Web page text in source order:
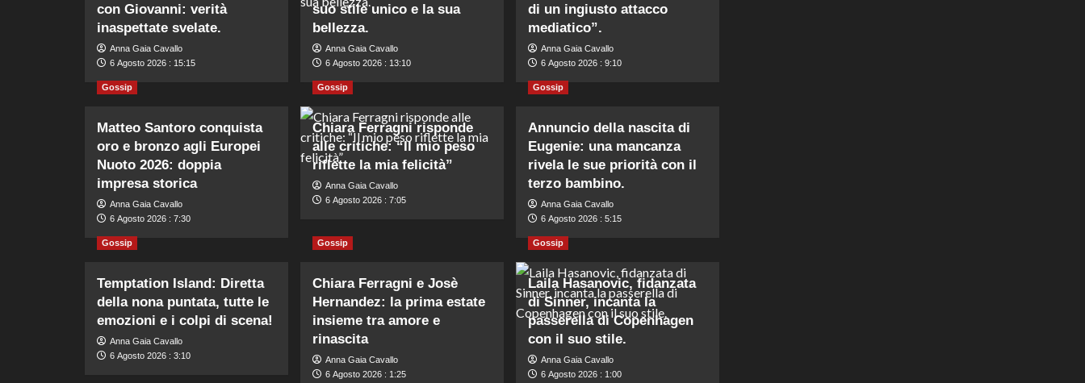
con Giovanni: verità
inaspettate svelate.
Anna Gaia Cavallo
6 Agosto 2026 : 15:15
suo stile unico e la sua
bellezza.
Anna Gaia Cavallo
6 Agosto 2026 : 13:10
di un ingiusto attacco
mediatico”.
Anna Gaia Cavallo
6 Agosto 2026 : 9:10
Gossip
Matteo Santoro conquista
oro e bronzo agli Europei
Nuoto 2026: doppia
impresa storica
Anna Gaia Cavallo
6 Agosto 2026 : 7:30
Gossip
Chiara Ferragni risponde
alle critiche: “Il mio peso
riflette la mia felicità”
Anna Gaia Cavallo
6 Agosto 2026 : 7:05
Gossip
Annuncio della nascita di
Eugenie: una mancanza
rivela le sue priorità con il
terzo bambino.
Anna Gaia Cavallo
6 Agosto 2026 : 5:15
Gossip
Temptation Island: Diretta
della nona puntata, tutte le
emozioni e i colpi di scena!
Anna Gaia Cavallo
6 Agosto 2026 : 3:10
Gossip
Chiara Ferragni e Josè
Hernandez: la prima estate
insieme tra amore e
rinascita
Anna Gaia Cavallo
6 Agosto 2026 : 1:25
Gossip
Laila Hasanovic, fidanzata
di Sinner, incanta la
passerella di Copenhagen
con il suo stile.
Anna Gaia Cavallo
6 Agosto 2026 : 1:00